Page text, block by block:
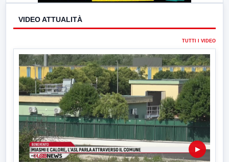
VIDEO ATTUALITÀ
TUTTI I VIDEO
▶